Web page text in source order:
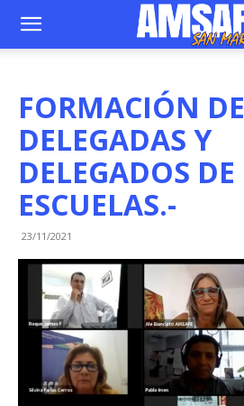
FORMACIÓN DE
DELEGADAS Y
DELEGADOS DE
ESCUELAS.-
23/11/2021